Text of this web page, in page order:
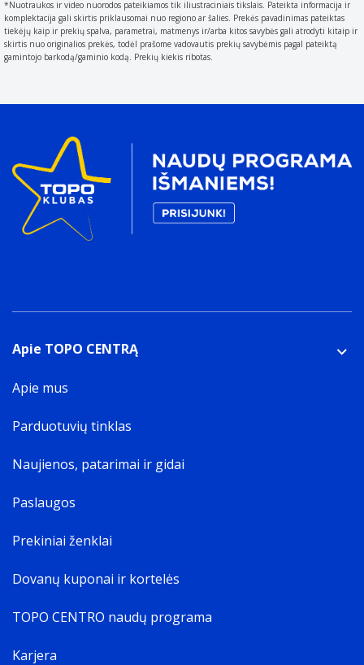
*Nuotraukos ir video nuorodos pateikiamos tik iliustraciniais tikslais. Pateikta informacija ir
komplektacija gali skirtis priklausomai nuo regiono ar šalies. Prekės pavadinimas pateiktas
tiekėjų kaip ir prekių spalva, parametrai, matmenys ir/arba kitos savybės gali atrodyti kitaip ir
skirtis nuo originalios prekės, todėl prašome vadovautis prekių savybėmis pagal pateiktą
gamintojo barkodą/gaminio kodą. Prekių kiekis ribotas.
Apie TOPO CENTRĄ
Apie mus
Parduotuvių tinklas
Naujienos, patarimai ir gidai
Paslaugos
Prekiniai ženklai
Dovanų kuponai ir kortelės
TOPO CENTRO naudų programa
Karjera